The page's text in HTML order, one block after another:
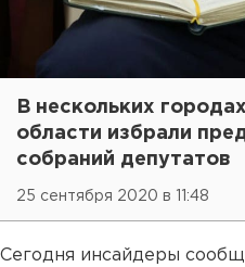
В нескольких
области избрали
собраний депутатов
25 сентября 2020 в 11:48
Сегодня инсайдеры